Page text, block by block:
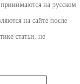
на русском
на сайте после
статьи, не